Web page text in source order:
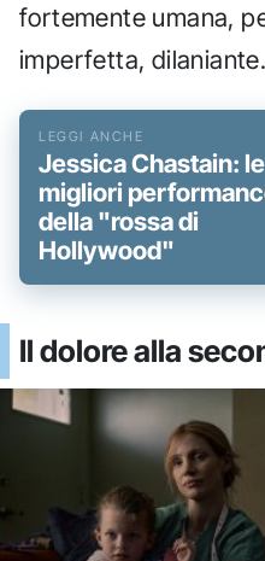
fortemente umana,
imperfetta, dilaniante.
Jessica Chastain: le
migliori
della "rossa di
Hollywood"
Il dolore alla